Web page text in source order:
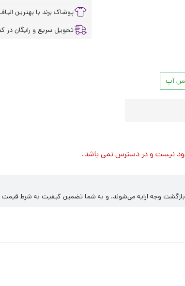
آپ
پوشاک برند با بهترین
تحویل سریع و رایگان در
نیست و در دسترس نمی باشد.
بازگشت وجه ارایه می‌شوند. و به شما تضمین کیفیت به شرط